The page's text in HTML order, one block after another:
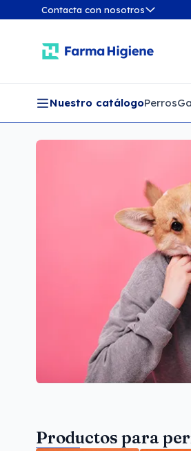
Contacta con nosotros
Nuestro catálogoPerros
Productos para